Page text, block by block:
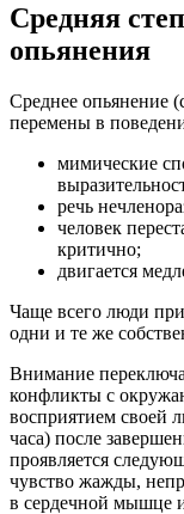
Средняя
опьянения
Среднее опьянение
перемены в
мимические
речь
человек
критично;
двигается
Чаще всего люди
одни и те же
Внимание
конфликты с
восприятием своей
часа) после
проявляется
чувство жажды,
в сердечной мышце